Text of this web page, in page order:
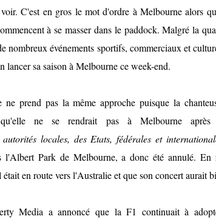
C'est en gros le mot d'ordre à Melbourne alors
à se masser dans le paddock. Malgré la
nombreux événements sportifs, commerciaux et
lancer sa saison à Melbourne ce week-end.
ne prend pas la même approche puisque la
qu'elle ne se rendrait pas à Melbourne
locales, des Etats, fédérales et
l'Albert Park de Melbourne, a donc été annulé. En
en route vers l'Australie et que son concert aurait
Media a annoncé que la F1 continuait à